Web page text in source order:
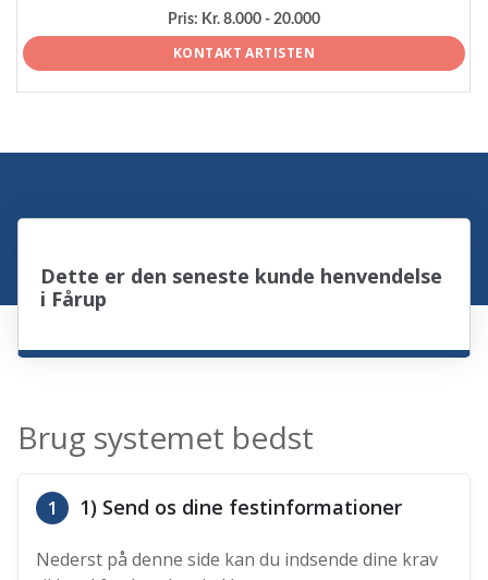
Pris: Kr. 8.000 - 20.000
KONTAKT ARTISTEN
Dette er den seneste kunde henvendelse
i Fårup
Brug systemet bedst
1 1) Send os dine festinformationer
Nederst på denne side kan du indsende dine krav